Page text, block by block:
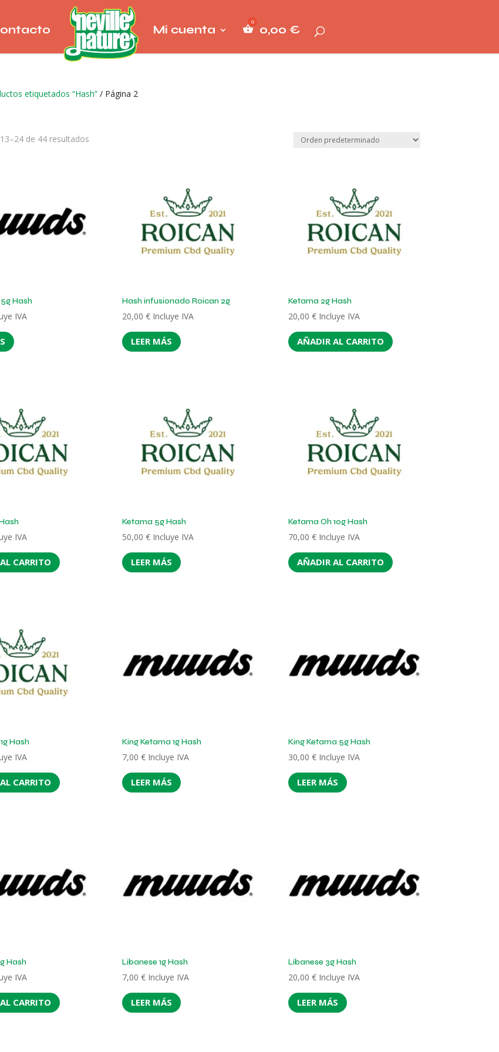
Mi cuenta 0,00 €
etiquetados “Hash”/ Página 2
de 44 resultados
Hash
IVA
Hash infusionado Roican 2g
20,00 € Incluye IVA
LEER MÁS
Ketama 2g Hash
20,00€ Incluye IVA
AÑADIR AL CARRITO
IVA
CARRITO
Ketama 5g Hash
50,00 € Incluye IVA
LEER MÁS
Ketama Oh 10g Hash
70,00€ Incluye IVA
AÑADIR AL CARRITO
Hash
IVA
CARRITO
King Ketama 1g Hash
7,00 € Incluye IVA
LEER MÁS
King Ketama 5g Hash
30,00€ Incluye IVA
LEER MÁS
Hash
IVA
CARRITO
Libanese 1g Hash
7,00 € Incluye IVA
LEER MÁS
Libanese 3g Hash
20,00€ Incluye IVA
LEER MÁS